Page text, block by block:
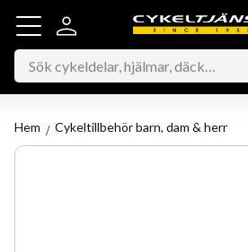
Meny
Hem Cykeltillbehör barn, dam & herr